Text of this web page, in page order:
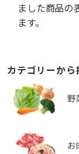
ました商品の
ます。
カテゴリーから